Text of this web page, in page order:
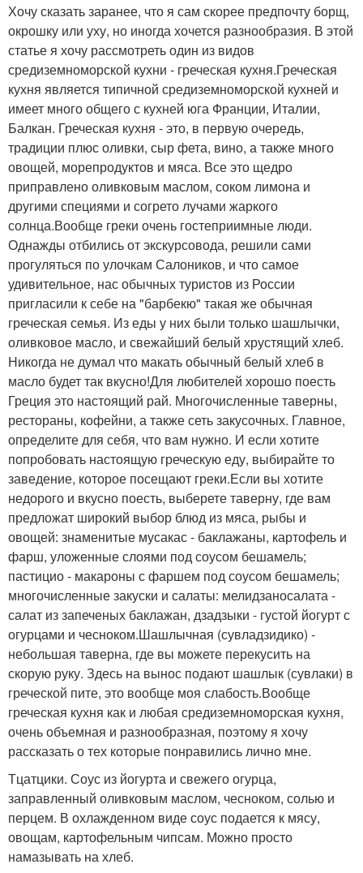
Хочу сказать заранее, что я сам скорее предпочту борщ,
окрошку или уху, но иногда хочется разнообразия. В этой
статье я хочу рассмотреть один из видов
средиземноморской кухни - греческая кухня.Греческая
кухня является типичной средиземноморской кухней и
имеет много общего с кухней юга Франции, Италии,
Балкан. Греческая кухня - это, в первую очередь,
традиции плюс оливки, сыр фета, вино, а также много
овощей, морепродуктов и мяса. Все это щедро
приправлено оливковым маслом, соком лимона и
другими специями и согрето лучами жаркого
солнца.Вообще греки очень гостеприимные люди.
Однажды отбились от экскурсовода, решили сами
прогуляться по улочкам Салоников, и что самое
удивительное, нас обычных туристов из России
пригласили к себе на "барбекю" такая же обычная
греческая семья. Из еды у них были только шашлычки,
оливковое масло, и свежайший белый хрустящий хлеб.
Никогда не думал что макать обычный белый хлеб в
масло будет так вкусно!Для любителей хорошо поесть
Греция это настоящий рай. Многочисленные таверны,
рестораны, кофейни, а также сеть закусочных. Главное,
определите для себя, что вам нужно. И если хотите
попробовать настоящую греческую еду, выбирайте то
заведение, которое посещают греки.Если вы хотите
недорого и вкусно поесть, выберете таверну, где вам
предложат широкий выбор блюд из мяса, рыбы и
овощей: знаменитые мусакас - баклажаны, картофель и
фарш, уложенные слоями под соусом бешамель;
пастицио - макароны с фаршем под соусом бешамель;
многочисленные закуски и салаты: мелидзаносалата -
салат из запеченых баклажан, дзадзыки - густой йогурт с
огурцами и чесноком.Шашлычная (сувладзидико) -
небольшая таверна, где вы можете перекусить на
скорую руку. Здесь на вынос подают шашлык (сувлаки) в
греческой пите, это вообще моя слабость.Вообще
греческая кухня как и любая средиземноморская кухня,
очень объемная и разнообразная, поэтому я хочу
рассказать о тех которые понравились лично мне.
Тцатцики. Соус из йогурта и свежего огурца,
заправленный оливковым маслом, чесноком, солью и
перцем. В охлажденном виде соус подается к мясу,
овощам, картофельным чипсам. Можно просто
намазывать на хлеб.